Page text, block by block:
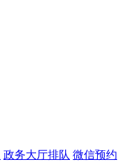
政务大厅排队 微信预约